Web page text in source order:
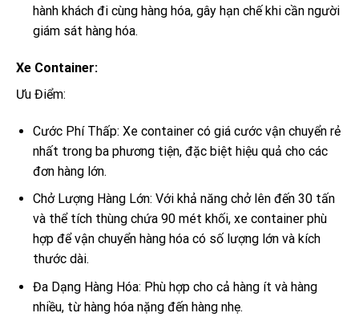
hành khách đi cùng hàng hóa, gây hạn chế khi cần người
giám sát hàng hóa.
Xe Container:
Ưu Điểm:
Cước Phí Thấp: Xe container có giá cước vận chuyển rẻ
nhất trong ba phương tiện, đặc biệt hiệu quả cho các
đơn hàng lớn.
Chở Lượng Hàng Lớn: Với khả năng chở lên đến 30 tấn
và thể tích thùng chứa 90 mét khối, xe container phù
hợp để vận chuyển hàng hóa có số lượng lớn và kích
thước dài.
Đa Dạng Hàng Hóa: Phù hợp cho cả hàng ít và hàng
nhiều, từ hàng hóa nặng đến hàng nhẹ.